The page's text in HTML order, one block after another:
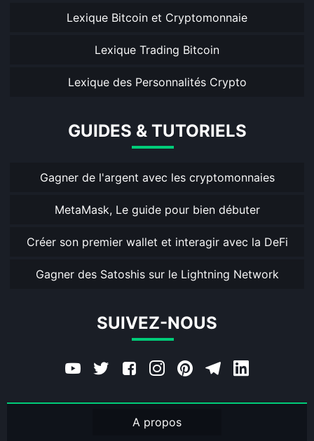
Lexique Bitcoin et Cryptomonnaie
Lexique Trading Bitcoin
Lexique des Personnalités Crypto
GUIDES & TUTORIELS
Gagner de l'argent avec les cryptomonnaies
MetaMask, Le guide pour bien débuter
Créer son premier wallet et interagir avec la DeFi
Gagner des Satoshis sur le Lightning Network
SUIVEZ-NOUS
A propos